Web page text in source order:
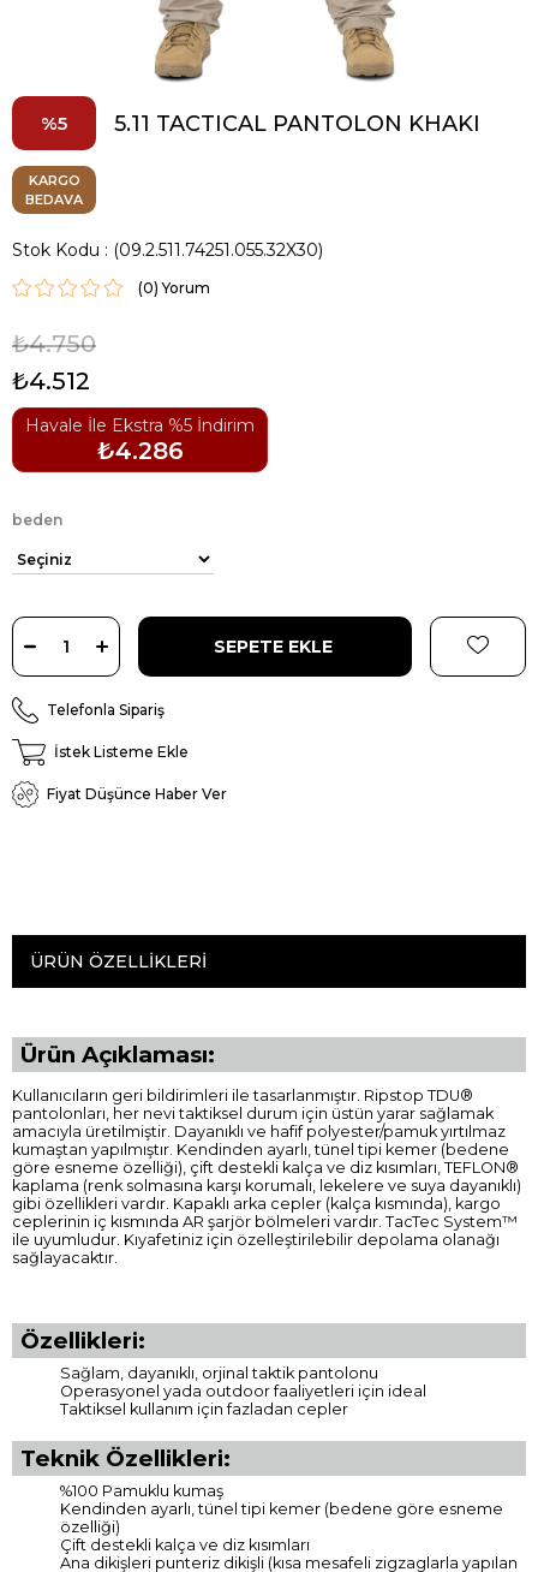
5 5.11 TACTICAL PANTOLON KHAKI
KARGO
BEDAVA
Stok Kodu (09.2.511.74251.055.32X30)
(0)
₺4.750
₺4.512
Havale İle Ekstra %5 İndirim
₺4.286
beden
Telefonla Sipariş
İstek Listeme Ekle
Fiyat Düşünce Haber Ver
ÜRÜN ÖZELLIKLERI
Ürün Açıklaması:
Kullanıcıların geri bildirimleri ile tasarlanmıştır. Ripstop TDU®
pantolonları, her nevi taktiksel durum için üstün yarar sağlamak
amacıyla üretilmiştir. Dayanıklı ve hafif polyester/pamuk yırtılmaz
kumaştan yapılmıştır. Kendinden ayarlı, tünel tipi kemer (bedene
göre esneme özelliği), çift destekli kalça ve diz kısımları, TEFLON®
kaplama (renk solmasına karşı korumalı, lekelere ve suya dayanıklı)
gibi özellikleri vardır. Kapaklı arka cepler (kalça kısmında), kargo
ceplerinin iç kısmında AR şarjör bölmeleri vardır. TacTec System™
ile uyumludur. Kıyafetiniz için özelleştirilebilir depolama olanağı
sağlayacaktır.
Özellikleri:
Sağlam, dayanıklı, orjinal taktik pantolonu
Operasyonel yada outdoor faaliyetleri için ideal
Taktiksel kullanım için fazladan cepler
Teknik Özellikleri:
%100 Pamuklu kumaş
Kendinden ayarlı, tünel tipi kemer (bedene göre esneme
özelliği)
Çift destekli kalça ve diz kısımları
Ana dikişleri punteriz dikişli (kısa mesafeli zigzaglarla yapılan